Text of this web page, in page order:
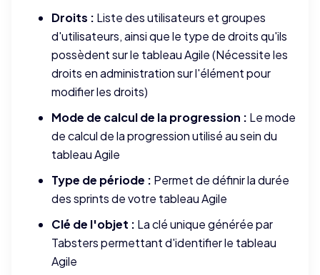
Droits : Liste des utilisateurs et groupes
d'utilisateurs, ainsi que le type de droits qu'ils
possèdent sur le tableau Agile (Nécessite les
droits en administration sur l'élément pour
modifier les droits)
Mode de calcul de la progression : Le mode
de calcul de la progression utilisé au sein du
tableau Agile
Type de période : Permet de définir la durée
des sprints de votre tableau Agile
Clé de l'objet : La clé unique générée par
Tabsters permettant d'identifier le tableau
Agile